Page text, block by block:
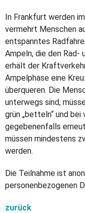
In Frankfurt werden
vermehrt Menschen
entspanntes
Ampeln, die den Rad-
erhält der
Ampelphase eine
überqueren. Die
unterwegs sind,
grün „betteln“ und
gegebenenfalls
müssen mindestens
werden.
Die Teilnahme ist
personenbezogenen
zurück